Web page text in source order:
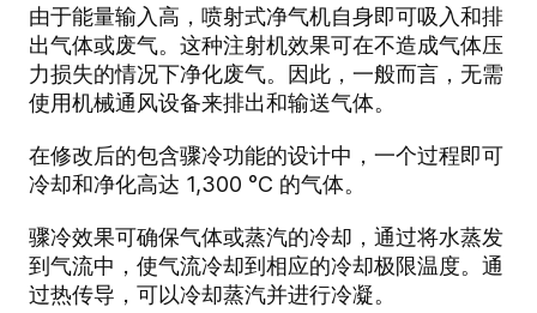
由于能量输入高，喷射式净气机自身即可吸入和排
出气体或废气。这种注射机效果可在不造成气体压
力损失的情况下净化废气。因此，一般而言，无需
使用机械通风设备来排出和输送气体。
在修改后的包含骤冷功能的设计中，一个过程即可
冷却和净化高达 1,300 °C 的气体。
骤冷效果可确保气体或蒸汽的冷却，通过将水蒸发
到气流中，使气流冷却到相应的冷却极限温度。通
过热传导，可以冷却蒸汽并进行冷凝。